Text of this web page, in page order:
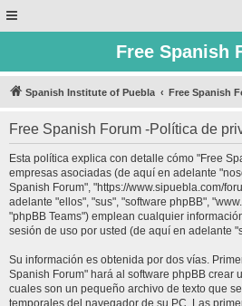
Free Spanish
Spanish Institute of Puebla Free Spanish
Free Spanish Forum -Política de
Esta política explica con detalle cómo "Free
empresas asociadas (de aquí en adelante
Spanish Forum", "https://www.sipuebla.com/
adelante "ellos", "sus", "software phpBB",
"phpBB Teams") emplean cualquier
sesión de uso por usted (de aquí en adelante
Su información es obtenida por dos vías.
Spanish Forum" hará al software phpBB crear
cuales son un pequeño archivo de texto que
temporales del navegador de su PC. Las